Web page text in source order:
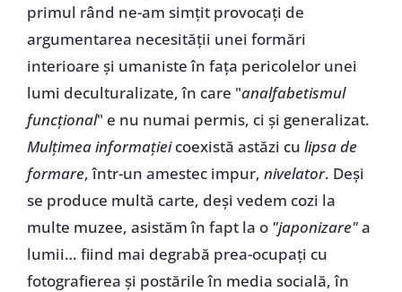
primul rând ne-am simțit provocați de
argumentarea necesității unei formări
interioare și umaniste în fața pericolelor unei
lumi deculturalizate, în care "analfabetismul
funcțional" e nu numai permis, ci și generalizat.
Mulțimea informațieicoexistă astăzi cu lipsa de
formare, într-un amestec impur, nivelator. Deși
se produce multă carte, deși vedem cozi la
multe muzee, asistăm în fapt la o "japonizare"a
lumii… fiind mai degrabă prea-ocupați cu
fotografierea și postările în media socială, în